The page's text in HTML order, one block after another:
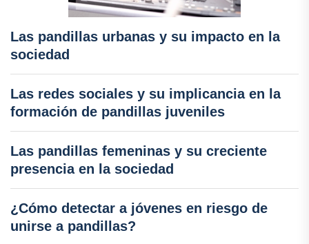
Las pandillas urbanas y su impacto en la
sociedad
Las redes sociales y su implicancia en la
formación de pandillas juveniles
Las pandillas femeninas y su creciente
presencia en la sociedad
¿Cómo detectar a jóvenes en riesgo de
unirse a pandillas?